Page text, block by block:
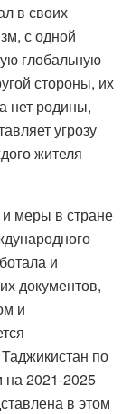
в своих
с одной
глобальную
стороны, их
нет родины,
угрозу
жителя
меры в стране
и
документов,
и
по
на 2021-2025
​​в этом